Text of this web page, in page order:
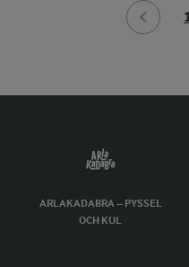
ARLAKADABRA – PYSSEL
OCH KUL